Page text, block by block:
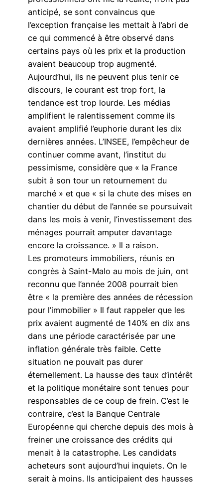
anticipé, se sont convaincus que
l’exception française les mettait à l’abri de
ce qui commencé à être observé dans
certains pays où les prix et la production
avaient beaucoup trop augmenté.
Aujourd’hui, ils ne peuvent plus tenir ce
discours, le courant est trop fort, la
tendance est trop lourde. Les médias
amplifient le ralentissement comme ils
avaient amplifié l’euphorie durant les dix
dernières années. L’INSEE, l’empêcheur de
continuer comme avant, l’institut du
pessimisme, considère que « la France
subit à son tour un retournement du
marché » et que « si la chute des mises en
chantier du début de l’année se poursuivait
dans les mois à venir, l’investissement des
ménages pourrait amputer davantage
encore la croissance. » Il a raison.
Les promoteurs immobiliers, réunis en
congrès à Saint-Malo au mois de juin, ont
reconnu que l’année 2008 pourrait bien
être « la première des années de récession
pour l’immobilier » Il faut rappeler que les
prix avaient augmenté de 140% en dix ans
dans une période caractérisée par une
inflation générale très faible. Cette
situation ne pouvait pas durer
éternellement. La hausse des taux d’intérêt
et la politique monétaire sont tenues pour
responsables de ce coup de frein. C’est le
contraire, c’est la Banque Centrale
Européenne qui cherche depuis des mois à
freiner une croissance des crédits qui
menait à la catastrophe. Les candidats
acheteurs sont aujourd’hui inquiets. On le
serait à moins. Ils anticipaient des hausses